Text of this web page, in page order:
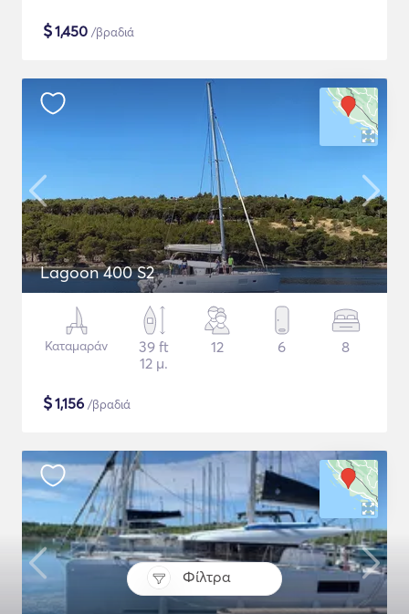
Φίλτρα
$1,450 /βραδιά
Lagoon 400 S2
Καταμαράν
39 ft
12 μ.
12 6 8
$1,156 /βραδιά